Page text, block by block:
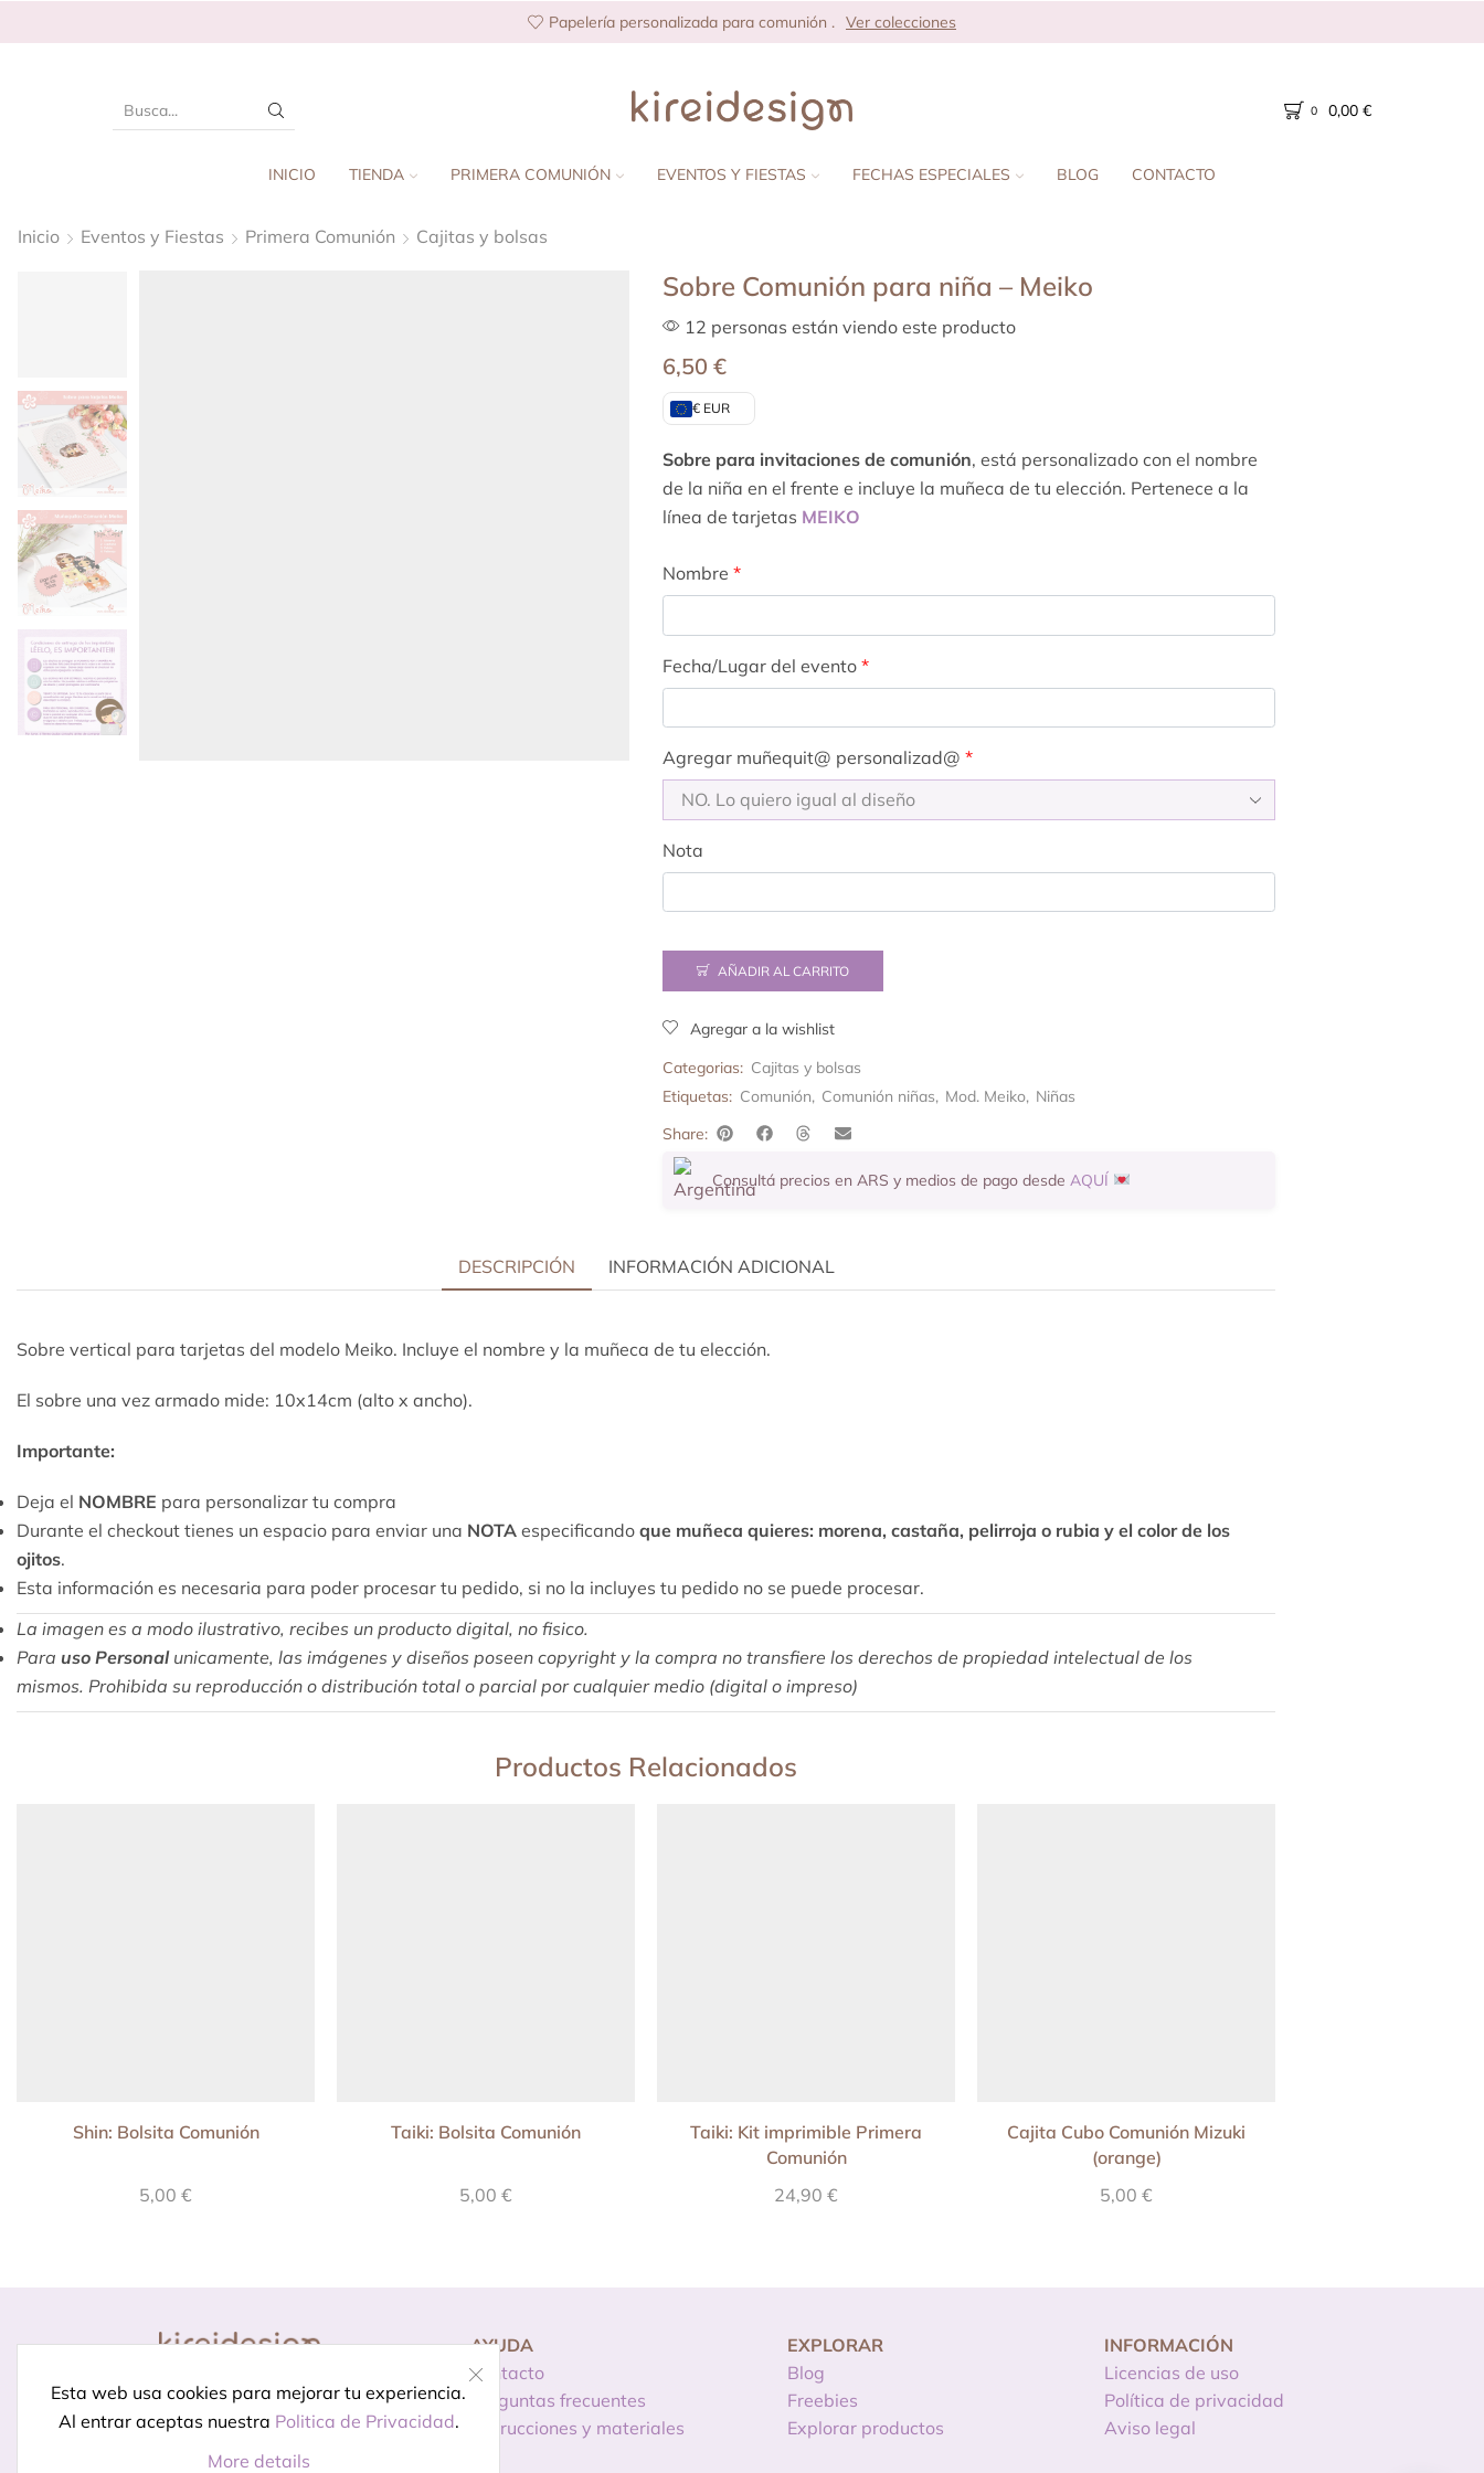
Papelería personalizada para comunión . Ver colecciones
0 0,00 €
INICIO TIENDA PRIMERA COMUNIÓN EVENTOS Y FIESTAS FECHAS ESPECIALES BLOG CONTACTO
Inicio Eventos y Fiestas Primera Comunión Cajitas y bolsas
Sobre Comunión para niña – Meiko
12 personas están viendo este producto
6,50 €
€ EUR
Sobre para invitaciones de comunión, está personalizado con el nombre
de la niña en el frente e incluye la muñeca de tu elección. Pertenece a la
línea de tarjetas MEIKO
Nombre *
Fecha/Lugar del evento *
Agregar muñequit@ personalizad@ *
Nota
AÑADIR AL CARRITO
Agregar a la wishlist
Categorias: Cajitas y bolsas
Etiquetas: Comunión, Comunión niñas, Mod. Meiko, Niñas
Share:
Consultá precios en ARS y medios de pago desde AQUÍ
DESCRIPCIÓN INFORMACIÓN ADICIONAL
Sobre vertical para tarjetas del modelo Meiko. Incluye el nombre y la muñeca de tu elección.
El sobre una vez armado mide: 10x14cm (alto x ancho).
Importante:
Deja el NOMBRE para personalizar tu compra
Durante el checkout tienes un espacio para enviar una NOTA especificando que muñeca quieres: morena, castaña, pelirroja o rubia y el color de los
ojitos.
Esta información es necesaria para poder procesar tu pedido, si no la incluyes tu pedido no se puede procesar.
La imagen es a modo ilustrativo, recibes un producto digital, no fisico.
Para uso Personalunicamente, las imágenes y diseños poseen copyright y la compra no transfiere los derechos de propiedad intelectual de los
mismos. Prohibida su reproducción o distribución total o parcial por cualquier medio (digital o impreso)
Productos Relacionados
Shin: Bolsita Comunión
5,00 €
Taiki: Bolsita Comunión
5,00 €
Taiki: Kit imprimible Primera
Comunión
24,90 €
Cajita Cubo Comunión Mizuki
(orange)
5,00 €
Esta web usa cookies para mejorar tu experiencia.
Al entrar aceptas nuestra Politica de Privacidad.
More details
Diseño para momentos
especiales.
Porque celebrar
está en los detalles
AYUDA
Contacto
Preguntas frecuentes
Instrucciones y materiales
EXPLORAR
Blog
Freebies
Explorar productos
INFORMACIÓN
Licencias de uso
Política de privacidad
Aviso legal